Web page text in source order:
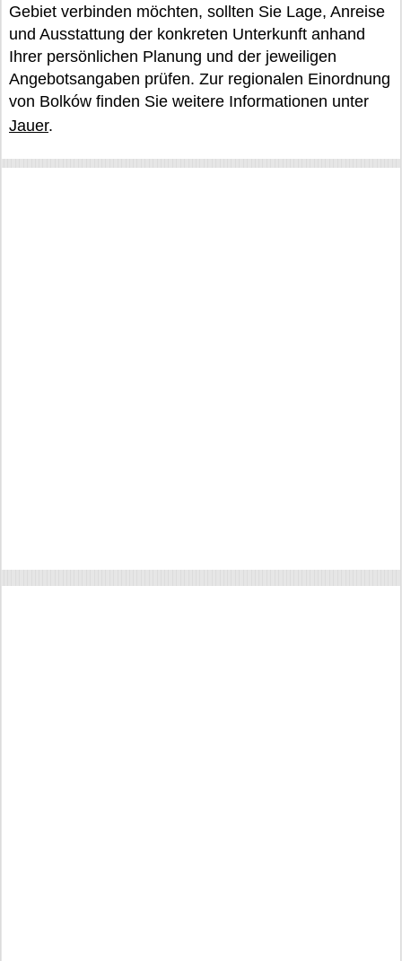
Gebiet verbinden möchten, sollten Sie Lage, Anreise
und Ausstattung der konkreten Unterkunft anhand
Ihrer persönlichen Planung und der jeweiligen
Angebotsangaben prüfen. Zur regionalen Einordnung
von Bolków finden Sie weitere Informationen unter
Jauer.